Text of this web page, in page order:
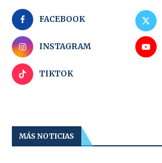
FACEBOOK
INSTAGRAM
TIKTOK
MÁS NOTICIAS